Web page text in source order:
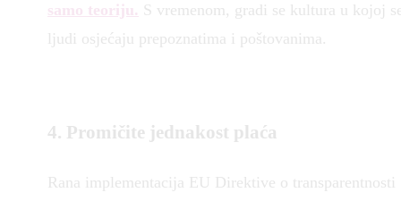
samo teoriju. S vremenom, gradi se kultura u kojoj
ljudi osjećaju prepoznatima i poštovanima.
4. Promičite jednakost plaća
Rana implementacija EU Direktive o transparentnosti